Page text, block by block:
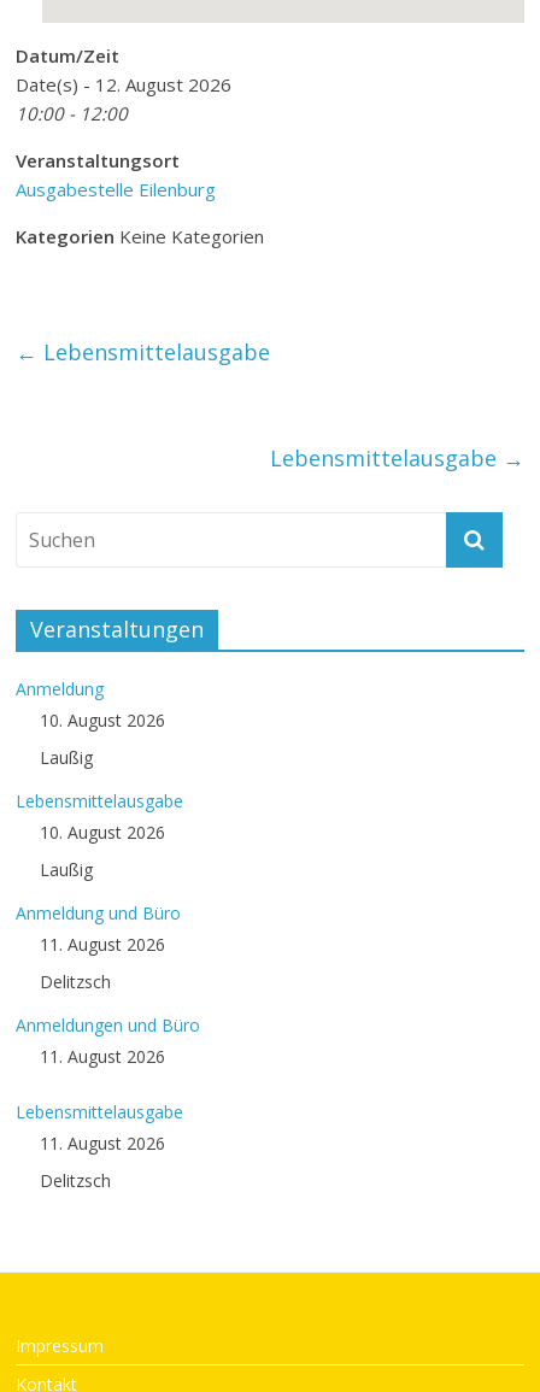
Datum/Zeit
Date(s) - 12. August 2026
10:00 - 12:00
Veranstaltungsort
Ausgabestelle Eilenburg
Kategorien Keine Kategorien
← Lebensmittelausgabe
Lebensmittelausgabe →
Veranstaltungen
Anmeldung
10. August 2026
Laußig
Lebensmittelausgabe
10. August 2026
Laußig
Anmeldung und Büro
11. August 2026
Delitzsch
Anmeldungen und Büro
11. August 2026
Lebensmittelausgabe
11. August 2026
Delitzsch
Impressum
Kontakt